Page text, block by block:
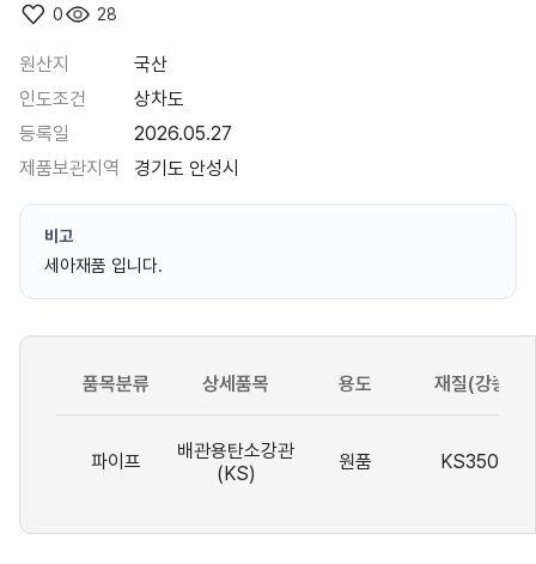
0 28
원산지
국산
인도조건
상차도
등록일
2026.05.27
제품보관지역
경기도 안성시
비고
세아재품 입니다.
품목분류 상세품목 용도 재질(강종)
파이프
배관용탄소강관
(KS)
원품 KS3507